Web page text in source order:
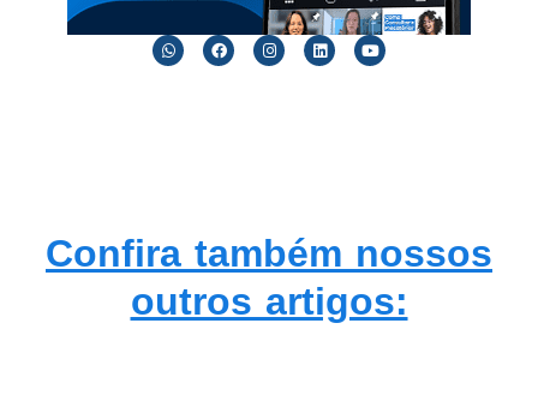
Confira também nossos
outros artigos: